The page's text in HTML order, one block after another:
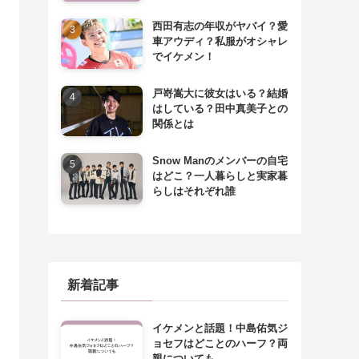
西田有志の年収がヤバイ？愛
車アウディ？私服がオシャレ
でイケメン！
戸嵜嵩大に彼女はいる？結婚
はしている？田中真美子との
関係とは
Snow Manのメンバーの自宅
はどこ？一人暮らしと実家暮
らしはそれぞれ誰
新着記事
イケメンと話題！中島佑気ジ
ョセフはどことのハーフ？両